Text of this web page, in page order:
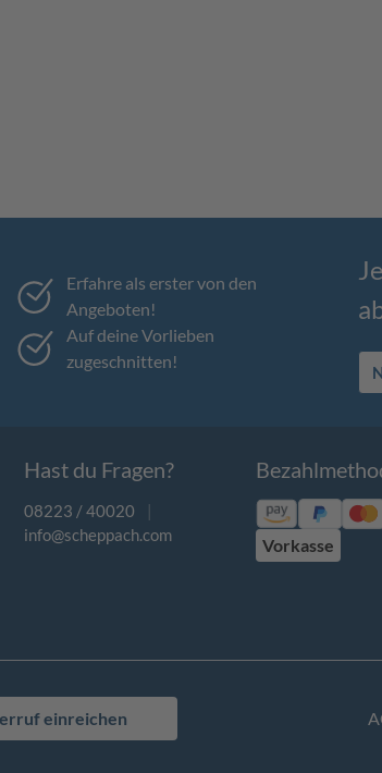
Erfahre als erster von den
Angeboten!
Auf deine Vorlieben
zugeschnitten!
Hast du Fragen?
08223 / 40020
|
info@scheppach.com
Vorkasse
einreichen